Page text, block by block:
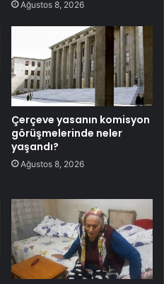
Ağustos 8, 2026
Çerçeve yasanın komisyon
görüşmelerinde neler
yaşandı?
Ağustos 8, 2026